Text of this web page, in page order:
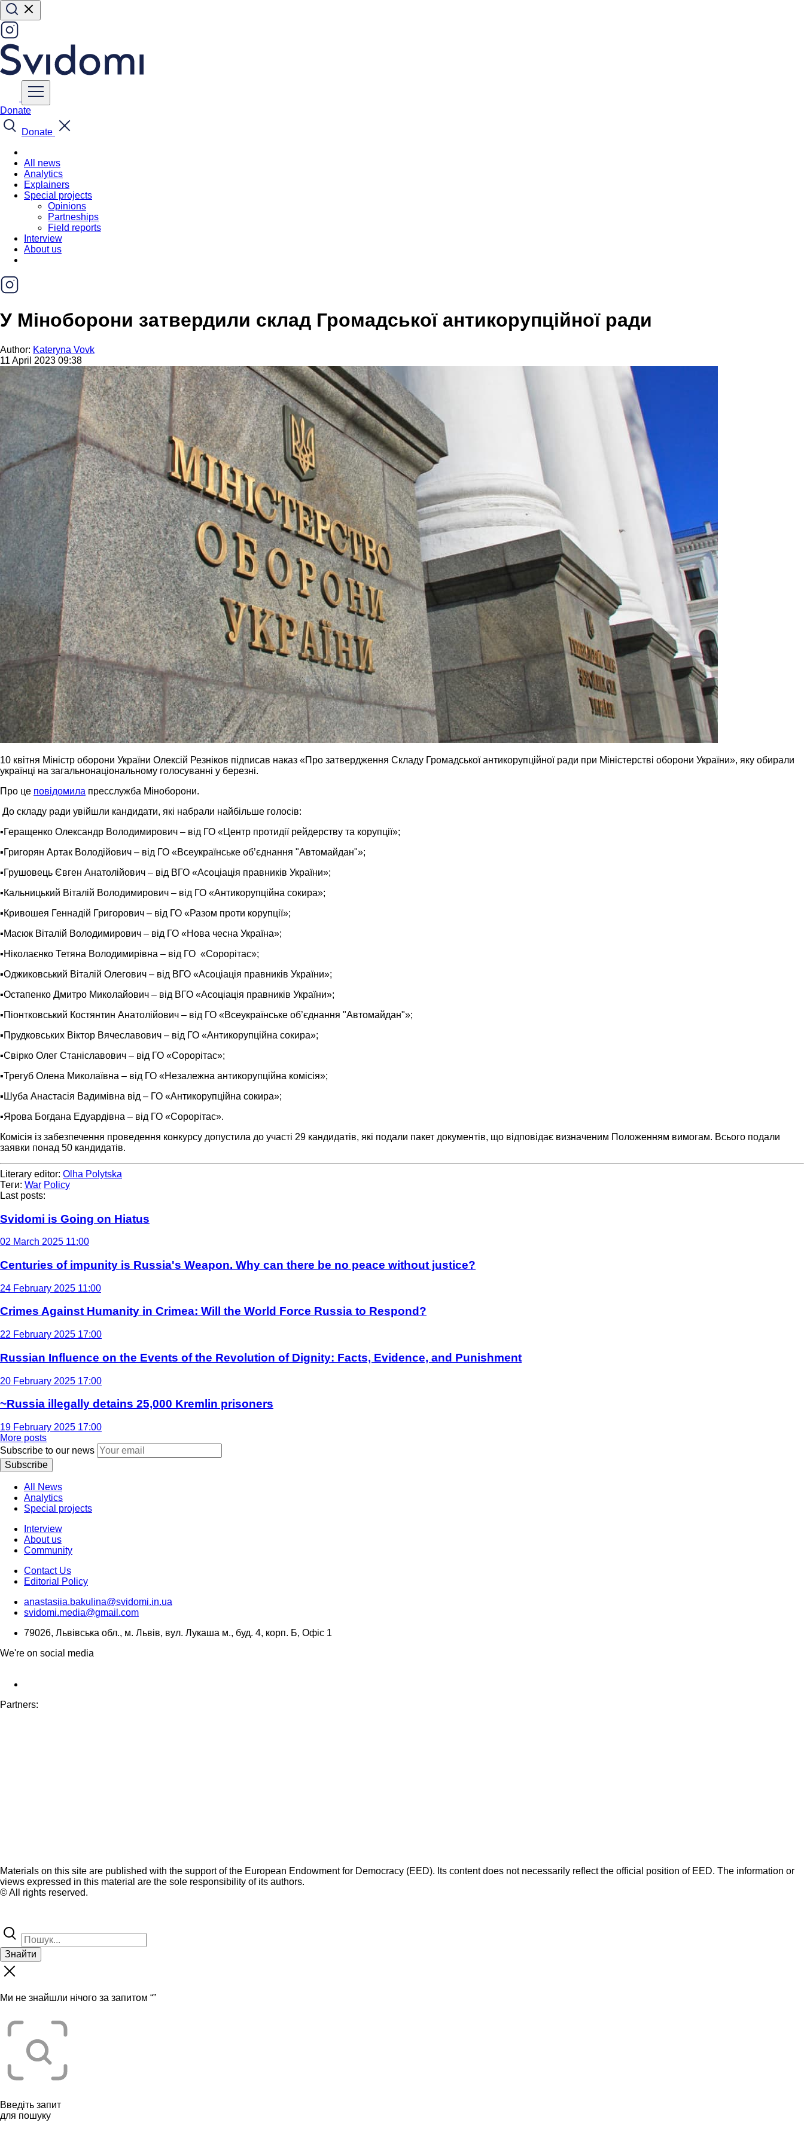
Donate
Donate
All news
Analytics
Explainers
Special projects
Opinions
Partneships
Field reports
Interview
About us
У Міноборони затвердили склад Громадської антикорупційної ради
Author: Kateryna Vovk
11 April 2023 09:38
10 квітня Міністр оборони України Олексій Резніков підписав наказ «Про затвердження Складу Громадської антикорупційної ради при Міністерстві оборони України», яку обирали
українці на загальнонаціональному голосуванні у березні.
Про це повідомила пресслужба Міноборони.
До складу ради увійшли кандидати, які набрали найбільше голосів:
▪️Геращенко Олександр Володимирович – від ГО «Центр протидії рейдерству та корупції»;
▪️Григорян Артак Володійович – від ГО «Всеукраїнське об’єднання "Автомайдан"»;
▪️Грушовець Євген Анатолійович – від ВГО «Асоціація правників України»;
▪️Кальницький Віталій Володимирович – від ГО «Антикорупційна сокира»;
▪️Кривошея Геннадій Григорович – від ГО «Разом проти корупції»;
▪️Масюк Віталій Володимирович – від ГО «Нова чесна Україна»;
▪️Ніколаєнко Тетяна Володимирівна – від ГО «Сорорітас»;
▪️Оджиковський Віталій Олегович – від ВГО «Асоціація правників України»;
▪️Остапенко Дмитро Миколайович – від ВГО «Асоціація правників України»;
▪️Піонтковський Костянтин Анатолійович – від ГО «Всеукраїнське об’єднання "Автомайдан"»;
▪️Прудковських Віктор Вячеславович – від ГО «Антикорупційна сокира»;
▪️Свірко Олег Станіславович – від ГО «Сорорітас»;
▪️Трегуб Олена Миколаївна – від ГО «Незалежна антикорупційна комісія»;
▪️Шуба Анастасія Вадимівна від – ГО «Антикорупційна сокира»;
▪️Ярова Богдана Едуардівна – від ГО «Сорорітас».
Комісія із забезпечення проведення конкурсу допустила до участі 29 кандидатів, які подали пакет документів, що відповідає визначеним Положенням вимогам. Всього подали
заявки понад 50 кандидатів.
Literary editor: Olha Polytska
Теги: War Policy
Last posts:
Svidomi is Going on Hiatus
02 March 2025 11:00
Centuries of impunity is Russia's Weapon. Why can there be no peace without justice?
24 February 2025 11:00
Crimes Against Humanity in Crimea: Will the World Force Russia to Respond?
22 February 2025 17:00
Russian Influence on the Events of the Revolution of Dignity: Facts, Evidence, and Punishment
20 February 2025 17:00
~Russia illegally detains 25,000 Kremlin prisoners
19 February 2025 17:00
More posts
Subscribe to our news
Subscribe
All News
Analytics
Special projects
Interview
About us
Community
Contact Us
Editorial Policy
anastasiia.bakulina@svidomi.in.ua
svidomi.media@gmail.com
79026, Львівська обл., м. Львів, вул. Лукаша м., буд. 4, корп. Б, Офіс 1
We're on social media
Partners:
Materials on this site are published with the support of the European Endowment for Democracy (EED). Its content does not necessarily reflect the official position of EED. The information or
views expressed in this material are the sole responsibility of its authors.
© All rights reserved.
Знайти
Ми не знайшли нічого за запитом “”
Введіть запит
для пошуку